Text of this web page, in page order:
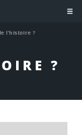
?
l’histoire ?